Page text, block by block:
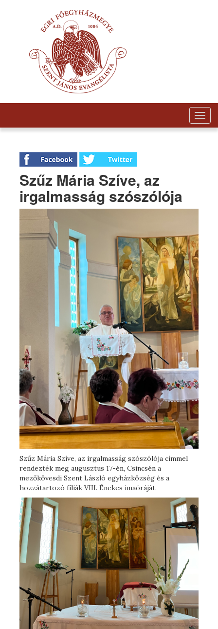
Szűz Mária Szíve, az
irgalmasság szószólója
Szűz Mária Szíve, az irgalmasság szószólója címmel
rendezték meg augusztus 17-én, Csincsén a
mezőkövesdi Szent László egyházközség és a
hozzátartozó fíliák VIII. Énekes imaóráját.